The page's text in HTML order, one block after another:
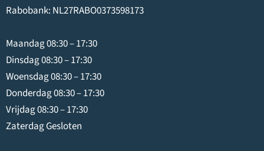
Rabobank: NL27RABO0373598173
Maandag 08:30 – 17:30
Dinsdag 08:30 – 17:30
Woensdag 08:30 – 17:30
Donderdag 08:30 – 17:30
Vrijdag 08:30 – 17:30
Zaterdag Gesloten